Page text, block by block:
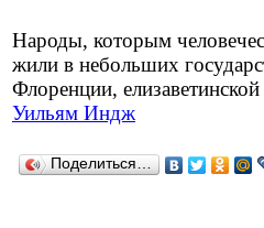
Народы, которым
жили в небольших
Флоренции,
Уильям Индж
Поделиться…